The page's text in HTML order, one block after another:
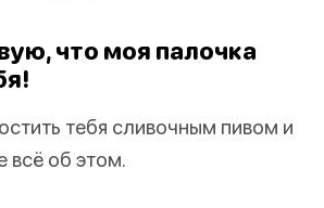
что моя палочка
тебя сливочным пивом и
всё об этом.